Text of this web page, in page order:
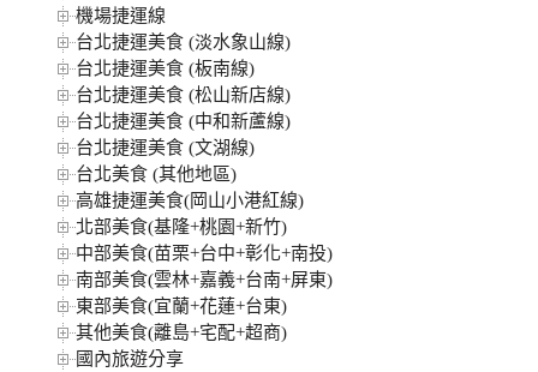
機場捷運線
台北捷運美食 (淡水象山線)
台北捷運美食 (板南線)
台北捷運美食 (松山新店線)
台北捷運美食 (中和新蘆線)
台北捷運美食 (文湖線)
台北美食 (其他地區)
高雄捷運美食(岡山小港紅線)
北部美食(基隆+桃園+新竹)
中部美食(苗栗+台中+彰化+南投)
南部美食(雲林+嘉義+台南+屏東)
東部美食(宜蘭+花蓮+台東)
其他美食(離島+宅配+超商)
國內旅遊分享